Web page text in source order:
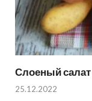
Слоеный салат
25.12.2022